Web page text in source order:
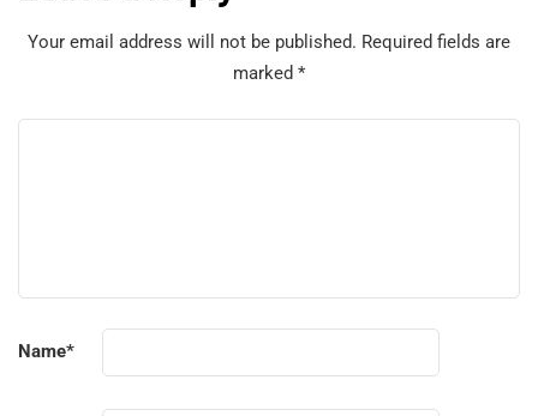
Your email address will not be published. Required fields are
marked *
Name*